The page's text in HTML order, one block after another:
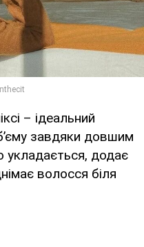
– ідеальний
завдяки довшим
укладається, додає
волосся біля